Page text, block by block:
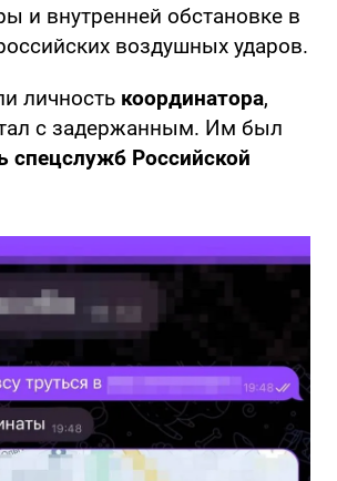
и внутренней обстановке в
воздушных ударов.
личность координатора,
с задержанным. Им был
спецслужб Российской